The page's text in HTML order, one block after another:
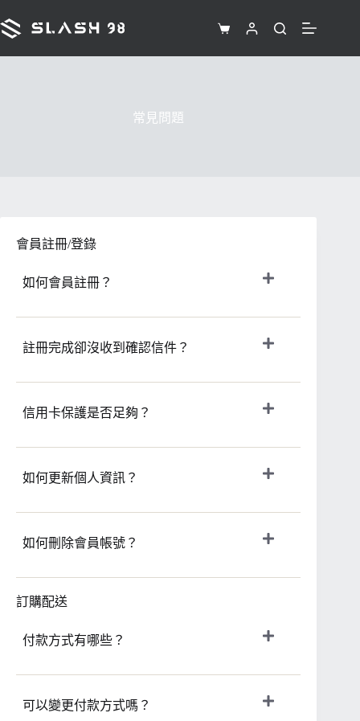
至
購
物
常見問題
會員註冊/登錄
如何會員註冊？
註冊完成卻沒收到確認信件？
信用卡保護是否足夠？
如何更新個人資訊？
如何刪除會員帳號？
訂購配送
付款方式有哪些？
可以變更付款方式嗎？